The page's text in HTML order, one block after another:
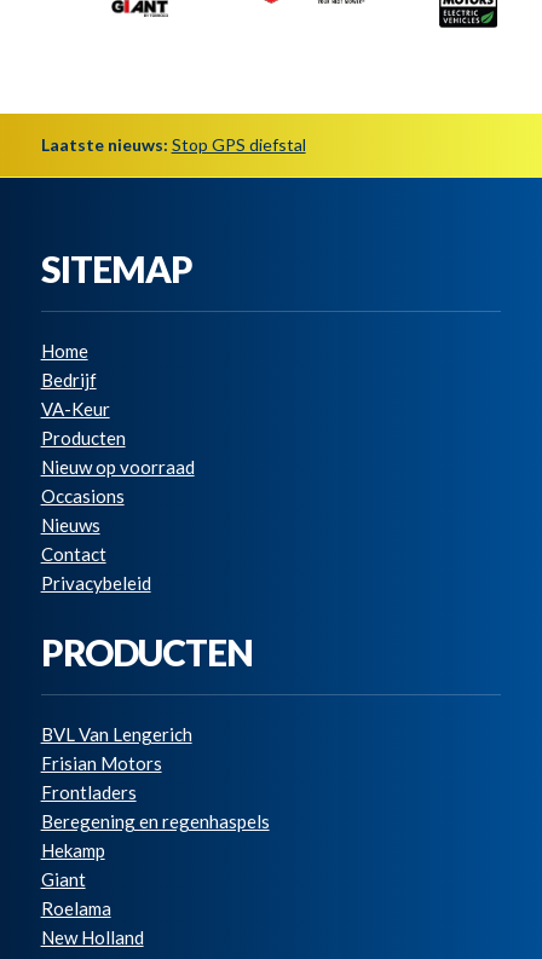
Laatste nieuws: Stop GPS diefstal
SITEMAP
Home
Bedrijf
VA-Keur
Producten
Nieuw op voorraad
Occasions
Nieuws
Contact
Privacybeleid
PRODUCTEN
BVL Van Lengerich
Frisian Motors
Frontladers
Beregening en regenhaspels
Hekamp
Giant
Roelama
New Holland